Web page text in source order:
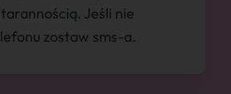
Jeśli nie
zostaw sms-a.